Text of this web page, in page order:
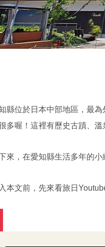
縣位於日本中部地區，最
多喔！這裡有歷史古蹟、
來，在愛知縣生活多年的小
本文前，先來看旅日